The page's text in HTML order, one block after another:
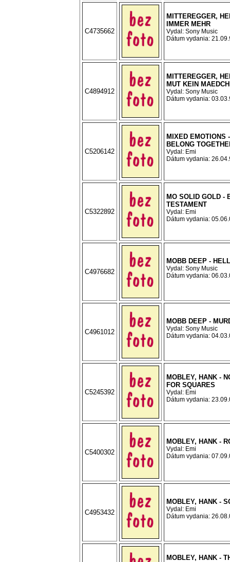
C4735662
MITTEREGGER,
IMMER MEHR
Vydal: Sony Music
Dátum vydania:
C4894912
MITTEREGGER,
MUT KEIN
Vydal: Sony Music
Dátum vydania:
C5206142
MIXED EMOTIONS
BELONG
Vydal: Emi
Dátum vydania:
C5322892
MO SOLID GOLD -
TESTAMENT
Vydal: Emi
Dátum vydania:
C4976682
MOBB DEEP -
Vydal: Sony Music
Dátum vydania:
C4961012
MOBB DEEP -
Vydal: Sony Music
Dátum vydania:
C5245392
MOBLEY, HANK -
FOR SQUARES
Vydal: Emi
Dátum vydania:
C5400302
MOBLEY, HANK -
Vydal: Emi
Dátum vydania:
C4953432
MOBLEY, HANK -
Vydal: Emi
Dátum vydania:
MOBLEY, HANK -